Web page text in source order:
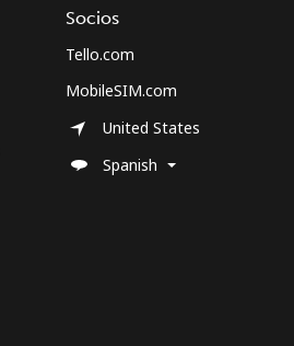
Socios
Tello.com
MobileSIM.com
United States
Spanish